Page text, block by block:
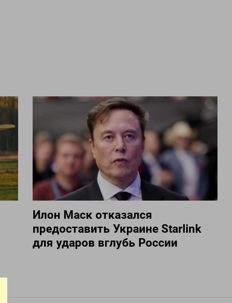
Илон Маск отказался
предоставить Украине Starlink
для ударов вглубь России